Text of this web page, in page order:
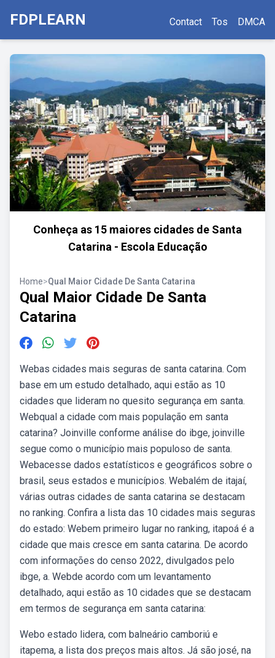
FDPLEARN Contact Tos DMCA
Conheça as 15 maiores cidades de Santa
Catarina - Escola Educação
Home>Qual Maior Cidade De Santa Catarina
Qual Maior Cidade De Santa
Catarina
Webas cidades mais seguras de santa catarina. Com
base em um estudo detalhado, aqui estão as 10
cidades que lideram no quesito segurança em santa.
Webqual a cidade com mais população em santa
catarina? Joinville conforme análise do ibge, joinville
segue como o município mais populoso de santa.
Webacesse dados estatísticos e geográficos sobre o
brasil, seus estados e municípios. Webalém de itajaí,
várias outras cidades de santa catarina se destacam
no ranking. Confira a lista das 10 cidades mais seguras
do estado: Webem primeiro lugar no ranking, itapoá é a
cidade que mais cresce em santa catarina. De acordo
com informações do censo 2022, divulgados pelo
ibge, a. Webde acordo com um levantamento
detalhado, aqui estão as 10 cidades que se destacam
em termos de segurança em santa catarina:
Webo estado lidera, com balneário camboriú e
itapema, a lista dos preços mais altos. Já são josé, na